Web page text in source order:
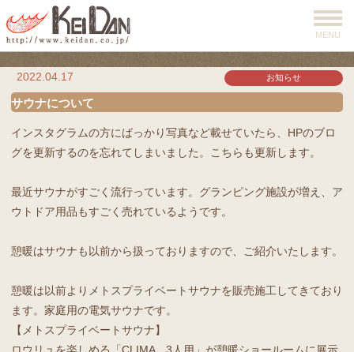
MENU
2022.04.17 お知らせ
サウナについて
インスタグラムの方にばっかり写真など載せていたら、HPのブロ
グを更新するのを忘れてしまいました。こちらも更新します。
最近サウナがすごく流行っています。グランピング施設が増え、ア
ウトドア用品もすごく売れているようです。
憩暖はサウナも以前から扱っておりますので、ご紹介いたします。
憩暖は以前よりメトスプライベートサウナを販売施工してきており
ます。家庭用の電気サウナです。
【メトスプライベートサウナ】
ロウリュを楽しめる「CLIMA 3人用」が憩暖ショールームに展示